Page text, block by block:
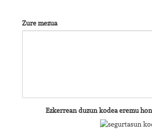
Zure mezua
Ezkerrean duzun kodea eremu